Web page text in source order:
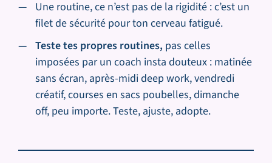
Une routine, ce n’est pas de la rigidité : c’est un
filet de sécurité pour ton cerveau fatigué.
Teste tes propres routines, pas celles
imposées par un coach insta douteux : matinée
sans écran, après-midi deep work, vendredi
créatif, courses en sacs poubelles, dimanche
off, peu importe. Teste, ajuste, adopte.